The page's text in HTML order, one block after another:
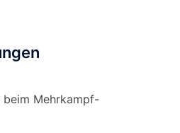
beim Mehrkampf-